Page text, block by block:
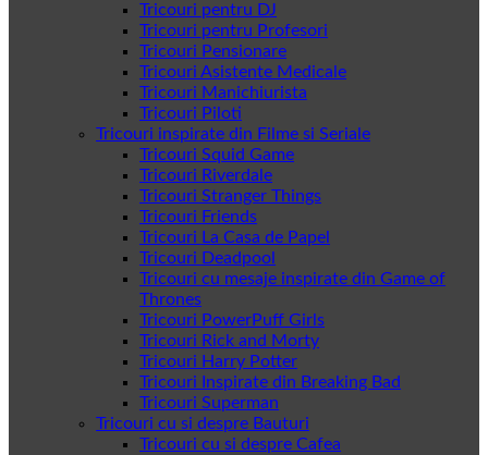
Tricouri pentru DJ
Tricouri pentru Profesori
Tricouri Pensionare
Tricouri Asistente Medicale
Tricouri Manichiurista
Tricouri Piloti
Tricouri inspirate din Filme si Seriale
Tricouri Squid Game
Tricouri Riverdale
Tricouri Stranger Things
Tricouri Friends
Tricouri La Casa de Papel
Tricouri Deadpool
Tricouri cu mesaje inspirate din Game of
Thrones
Tricouri PowerPuff Girls
Tricouri Rick and Morty
Tricouri Harry Potter
Tricouri Inspirate din Breaking Bad
Tricouri Superman
Tricouri cu si despre Bauturi
Tricouri cu si despre Cafea